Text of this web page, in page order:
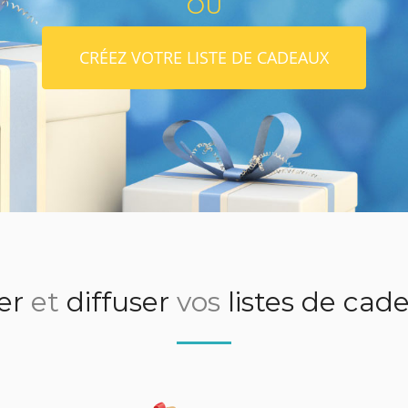
OU
CRÉEZ VOTRE LISTE DE CADEAUX
et diffuser vos listes de